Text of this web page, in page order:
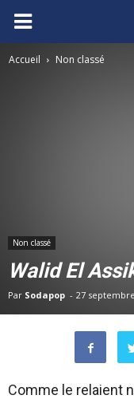
FCGB.net
Accueil Non classé
Non classé
Walid El
Par Sodapop - 27
Comme le relaient